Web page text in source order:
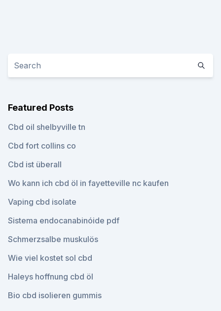
Featured Posts
Cbd oil shelbyville tn
Cbd fort collins co
Cbd ist überall
Wo kann ich cbd öl in fayetteville nc kaufen
Vaping cbd isolate
Sistema endocanabinóide pdf
Schmerzsalbe muskulös
Wie viel kostet sol cbd
Haleys hoffnung cbd öl
Bio cbd isolieren gummis